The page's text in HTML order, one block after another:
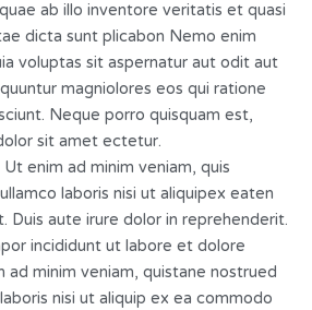
ab illo inventore veritatis et quasi
dicta sunt plicabon Nemo enim
voluptas sit aspernatur aut odit aut
magniolores eos qui ratione
Neque porro quisquam est,
sit amet ectetur.
Ut enim ad minim veniam, quis
laboris nisi ut aliquipex eaten
Duis aute irure dolor in reprehenderit.
incididunt ut labore et dolore
ad minim veniam, quistane nostrued
nisi ut aliquip ex ea commodo